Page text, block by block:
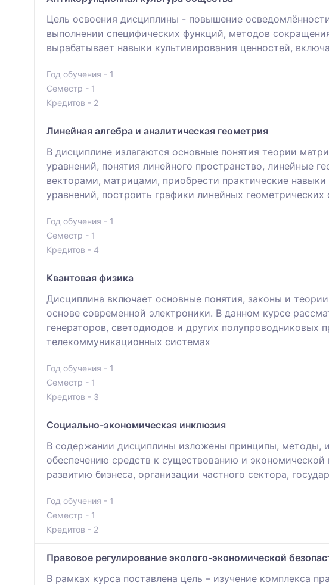
Цель освоения дисциплины - повышение
выполнении специфических функций, методов
вырабатывает навыки культивирования ценностей,
Год обучения - 1
Семестр - 1
Кредитов - 2
Линейная алгебра и аналитическая геометрия
В дисциплине излагаются основные понятия теории
уравнений, понятия линейного пространство, линейные
векторами, матрицами, приобрести практические
уравнений, построить графики линейных
Год обучения - 1
Семестр - 1
Кредитов - 4
Квантовая физика
Дисциплина включает основные понятия, законы и
основе современной электроники. В данном курсе
генераторов, светодиодов и других
телекоммуникационных системах
Год обучения - 1
Семестр - 1
Кредитов - 3
Социально-экономическая инклюзия
В содержании дисциплины изложены принципы, методы,
обеспечению средств к существованию и
развитию бизнеса, организации частного сектора,
Год обучения - 1
Семестр - 1
Кредитов - 2
Правовое регулирование эколого-экономической
В рамках курса поставлена цель – изучение комплекса